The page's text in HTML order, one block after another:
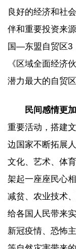
良好的经济和社
伴和重要投资来
国—东盟自贸区3
《区域全面经济
潜力最大的自贸区
民间感情更加
重要活动，搭建
边国家不断拓展
文化、艺术、体
架起一座座民心
减贫、农业技术
给各国人民带来
新冠疫情、恐怖